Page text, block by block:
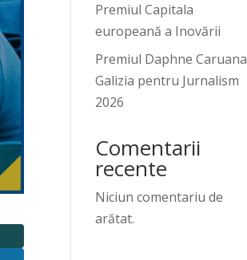
Premiul Capitala
europeană a Inovării
Premiul Daphne Caruana
Galizia pentru Jurnalism
2026
Comentarii
recente
Niciun comentariu de
arătat.